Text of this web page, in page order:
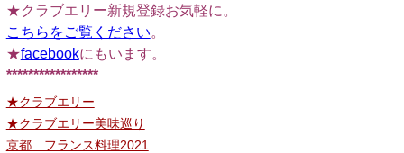
★クラブエリー新規登録お気軽に。
こちらをご覧ください。
★facebookにもいます。
*****************
★クラブエリー
★クラブエリー美味巡り
京都 フランス料理2021